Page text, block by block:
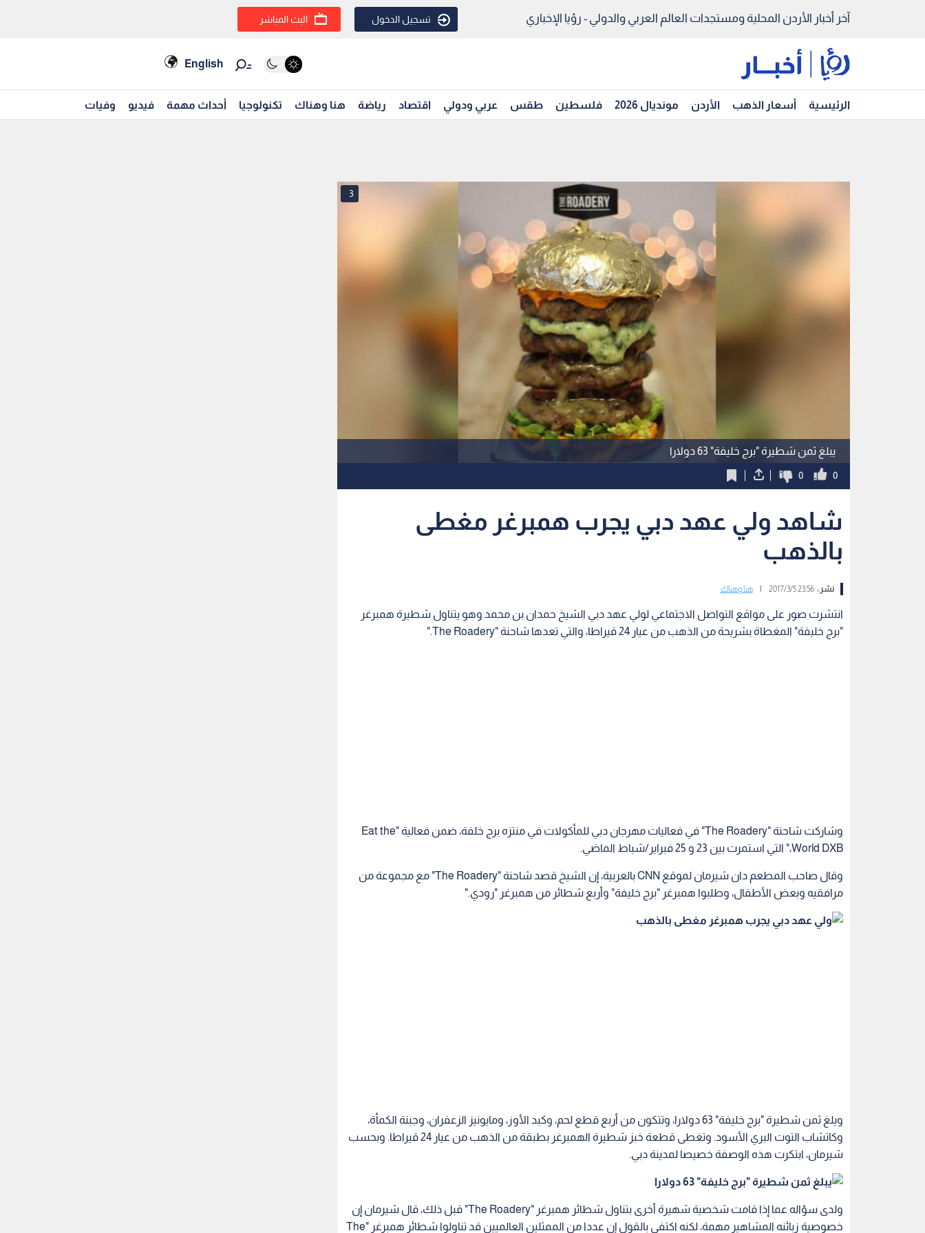
آخر أخبار الأردن المحلية ومستجدات العالم العربي والدولي - رؤيا الإخباري تسجيل الدخول البث المباشر
English
الرئيسية أسعار الذهب الأردن مونديال 2026 فلسطين طقس عربي ودولي اقتصاد رياضة هنا وهناك تكنولوجيا أحداث مهمة فيديو وفيات
يبلغ ثمن شطيرة "برج خليفة" 63 دولارا
3
0
0
شاهد ولي عهد دبي يجرب همبرغر مغطى
بالذهب
نشر :23:56 2017/3/5 هنا وهناك
انتشرت صور على مواقع التواصل الاجتماعي لولي عهد دبي الشيخ حمدان بن محمد وهو يتناول شطيرة همبرغر
"برج خليفة" المغطاة بشريحة من الذهب من عيار 24 قيراطا، والتي تعدها شاحنة "The Roadery."
وشاركت شاحنة "The Roadery" في فعاليات مهرجان دبي للمأكولات في منتزه برج خلفة، ضمن فعالية "Eat the
World DXB،" التي استمرت بين 23 و 25 فبراير/شباط الماضي.
وقال صاحب المطعم دان شيرمان لموقع CNN بالعربية، إن الشيخ قصد شاحنة "The Roadery" مع مجموعة من
مرافقيه وبعض الأطفال، وطلبوا همبرغر "برج خليفة" وأربع شطائر من همبرغر "رودي."
ويلغ ثمن شطيرة "برج خليفة" 63 دولارا، وتتكون من أربع قطع لحم، وكبد الأوز، ومايونيز الزعفران، وجبنة الكمأة،
وكاتشاب التوت البري الأسود. وتغطى قطعة خبز شطيرة الهمبرغر بطبقة من الذهب من عيار 24 قيراطا. وبحسب
شيرمان، ابتكرت هذه الوصفة خصيصا لمدينة دبي.
ولدى سؤاله عما إذا قامت شخصية شهيرة أخرى بتناول شطائر همبرغر "The Roadery" قبل ذلك، قال شيرمان إن
خصوصية زبائنه المشاهير مهمة، لكنه اكتفى بالقول إن عددا من الممثلين العالميين قد تناولوا شطائر همبرغر "The